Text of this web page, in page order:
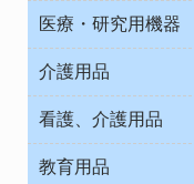
オフィス作業用品
医療・研究用機器
ウエアー
チューブコネクタ素材
テープ・ラベル・紙
デシケーター類
介護用品
介護・リハビリ
看護、介護用品
院内感染防止、空気
教育用品